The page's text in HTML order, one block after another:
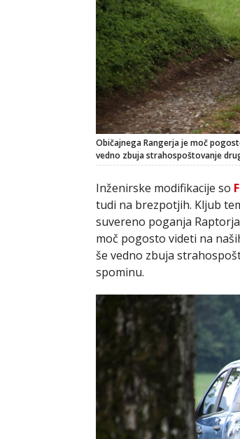
Običajnega Rangerja je moč
vedno zbuja strahospoštovanje
Inženirske modifikacije so
tudi na brezpotjih. Kljub
suvereno poganja
moč pogosto videti na
še vedno zbuja
spominu.